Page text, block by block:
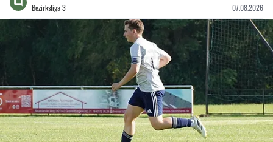
Bezirksliga 3
07.08.2026